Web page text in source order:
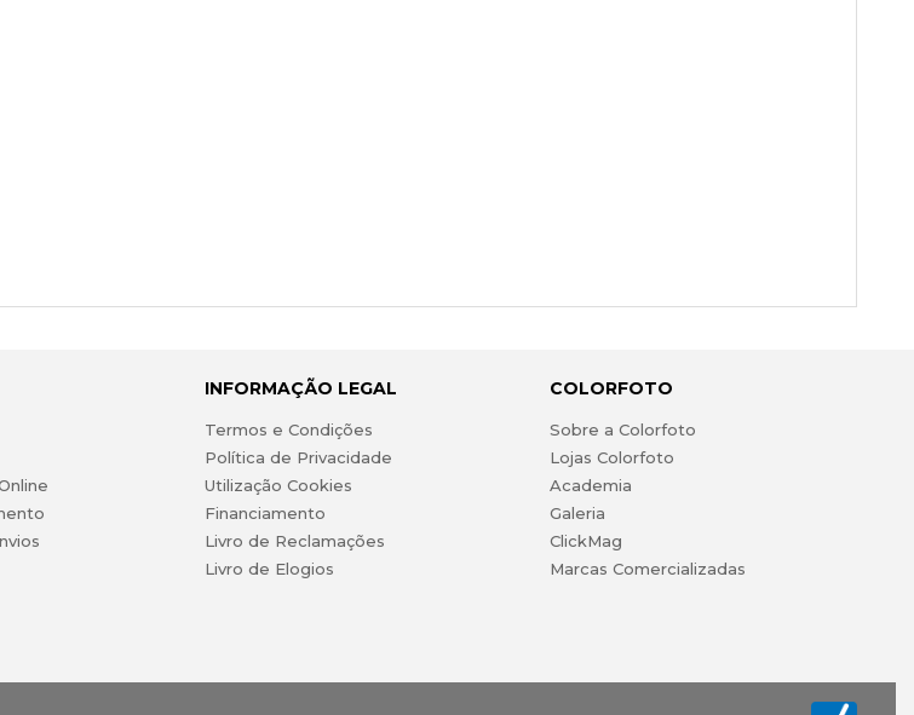
INFORMAÇÃO LEGAL
Termos e Condições
Política de Privacidade
Utilização Cookies
Financiamento
Livro de Reclamações
Livro de Elogios
COLORFOTO
Sobre a Colorfoto
Lojas Colorfoto
Academia
Galeria
ClickMag
Marcas Comercializadas